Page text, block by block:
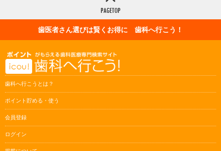
歯医者さん選びは賢くお得に 歯科へ行こう！
歯科へ行こうとは？
ポイント貯める・使う
会員登録
ログイン